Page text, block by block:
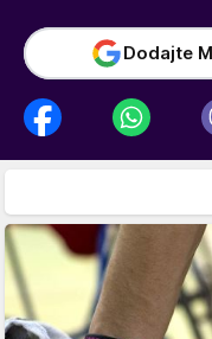
Dodajte